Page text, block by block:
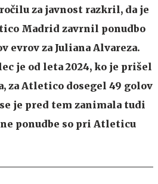
za javnost razkril, da je
Madrid zavrnil ponudbo
za Juliana Alvareza.
je od leta 2024, ko je prišel
za Atletico dosegel 49 golov
je pred tem zanimala tudi
ponudbe so pri Atleticu